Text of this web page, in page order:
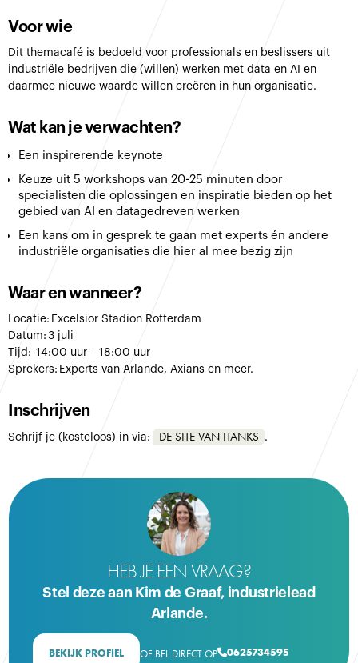
Voor wie
Dit themacafé is bedoeld voor professionals en beslissers uit
industriële bedrijven die (willen) werken met data en AI en
daarmee nieuwe waarde willen creëren in hun organisatie.
Wat kan je verwachten?
Een inspirerende keynote
Keuze uit 5 workshops van 20-25 minuten door
specialisten die oplossingen en inspiratie bieden op het
gebied van AI en datagedreven werken
Een kans om in gesprek te gaan met experts én andere
industriële organisaties die hier al mee bezig zijn
Waar en wanneer?
Locatie: Excelsior Stadion Rotterdam
Datum: 3 juli
Tijd: 14:00 uur – 18:00 uur
Sprekers: Experts van Arlande, Axians en meer.
Inschrijven
Schrijf je (kosteloos) in via: DE SITE VAN ITANKS .
HEB JE EEN VRAAG?
Stel deze aan Kim de Graaf, industrielead
Arlande.
BEKIJK PROFIEL OF BEL DIRECT OP0625734595